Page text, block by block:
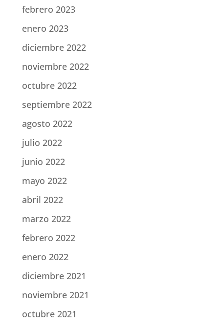
febrero 2023
enero 2023
diciembre 2022
noviembre 2022
octubre 2022
septiembre 2022
agosto 2022
julio 2022
junio 2022
mayo 2022
abril 2022
marzo 2022
febrero 2022
enero 2022
diciembre 2021
noviembre 2021
octubre 2021